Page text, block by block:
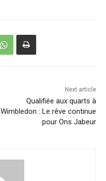
Next article
Qualifiée aux quarts à
Wimbledon : Le rêve continue
pour Ons Jabeur